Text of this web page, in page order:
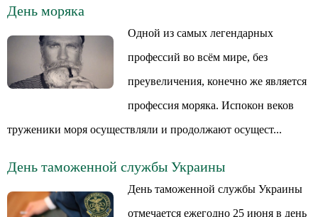
День моряка
Одной из самых легендарных
профессий во всём мире, без
преувеличения, конечно же является
профессия моряка. Испокон веков
труженики моря осуществляли и продолжают осущест...
День таможенной службы Украины
День таможенной службы Украины
отмечается ежегодно 25 июня в день